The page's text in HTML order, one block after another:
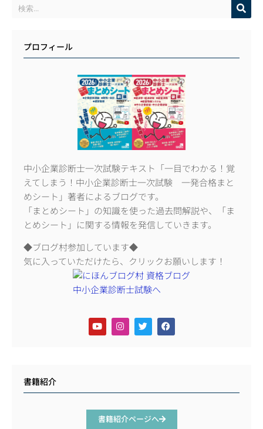
プロフィール
中小企業診断士一次試験テキスト「一目でわかる！覚
えてしまう！中小企業診断士一次試験 一発合格まと
めシート」著者によるブログです。
「まとめシート」の知識を使った過去問解説や、「ま
とめシート」に関する情報を発信していきます。
◆ブログ村参加しています◆
気に入っていただけたら、クリックお願いします！
書籍紹介
書籍紹介ページへ